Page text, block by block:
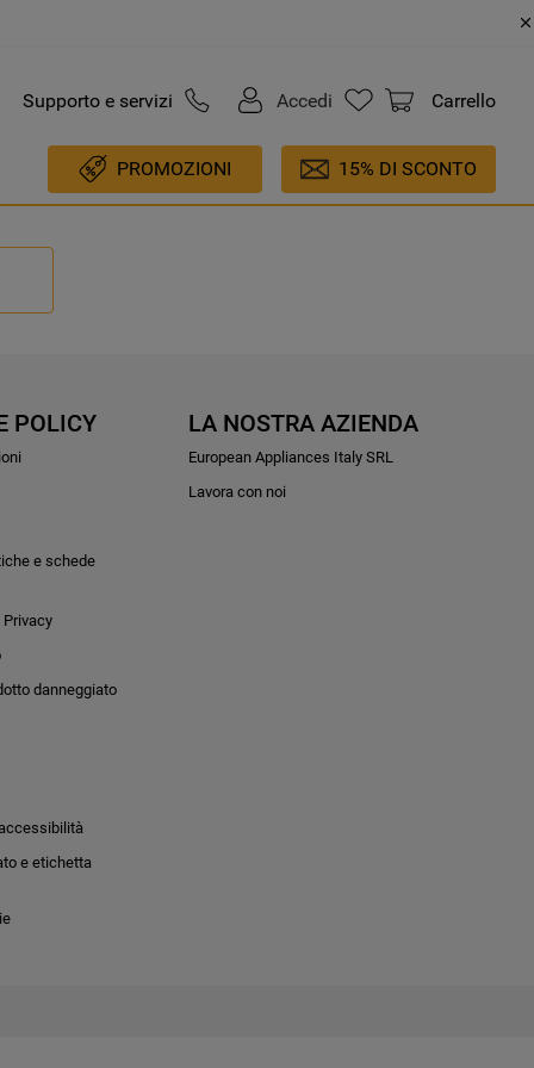
Supporto e servizi Accedi Carrello
PROMOZIONI 15% DI SCONTO
POLICY
e schede
danneggiato
e etichetta
LA NOSTRA AZIENDA
European Appliances Italy SRL
Lavora con noi